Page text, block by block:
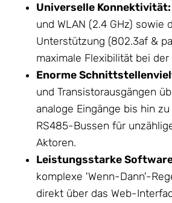
Universelle Konnektivität:
und WLAN (2.4 GHz) sowie
Unterstützung (802.3af &
maximale Flexibilität bei der
Enorme
und Transistorausgängen
analoge Eingänge bis hin zu
RS485-Bussen für
Aktoren.
Leistungsstarke
komplexe 'Wenn-Dann'-
direkt über das Web-